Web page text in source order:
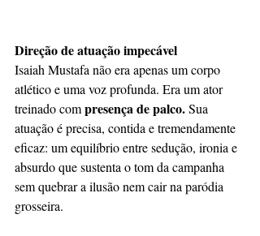
Direção de atuação impecável
Isaiah Mustafa não era apenas um corpo
atlético e uma voz profunda. Era um ator
treinado com presença de palco. Sua
atuação é precisa, contida e tremendamente
eficaz: um equilíbrio entre sedução, ironia e
absurdo que sustenta o tom da campanha
sem quebrar a ilusão nem cair na paródia
grosseira.